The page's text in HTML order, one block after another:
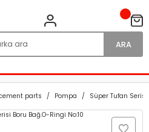
ARA
parts Pompa Süper Tufan Serisi